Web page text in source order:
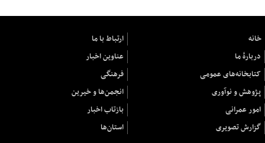
خانه
ارتباط با ما
دربارهٔ ما
عناوین اخبار
کتابخانه‌های عمومی
فرهنگی
پژوهش و نوآوری
انجمن‌ها و خیرین
امور عمرانی
بازتاب اخبار
گزارش تصویری
استان‌ها